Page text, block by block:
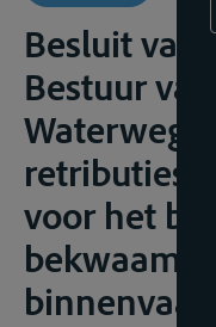
Besluit van
Bestuur van
Waterweg
retributies
voor het
binnenvaart